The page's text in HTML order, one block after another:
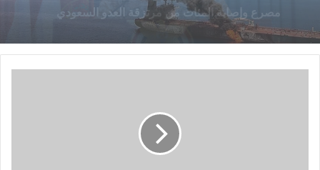
استهداف ثاني سفينة سعودية في اقل من 24 ساعة